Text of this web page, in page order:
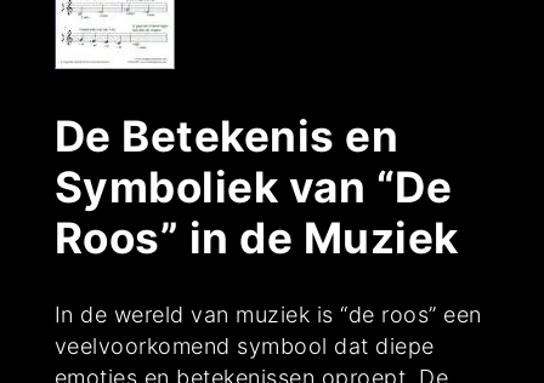
De Betekenis en
Symboliek van “De
Roos” in de Muziek
In de wereld van muziek is “de roos” een
veelvoorkomend symbool dat diepe